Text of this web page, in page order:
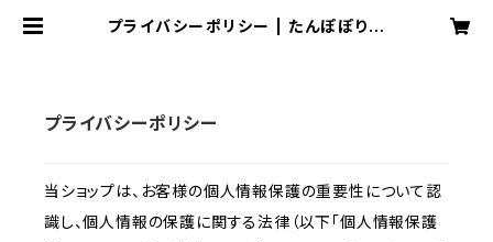
プライバシーポリシー | たんぽぽりぼ
プライバシーポリシー
当ショップは、お客様の個人情報保護の重要性について認
識し、個人情報の保護に関する法律（以下「個人情報保護